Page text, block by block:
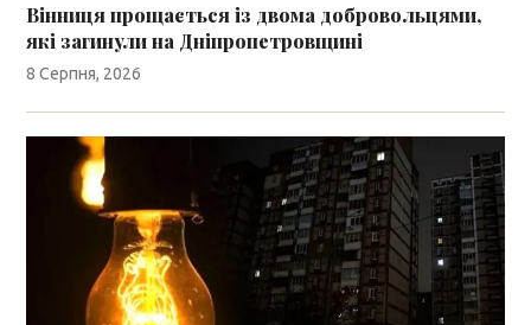
Вінниця прощається із двома добровольцями,
які загинули на Дніпропетровщині
8 Серпня, 2026